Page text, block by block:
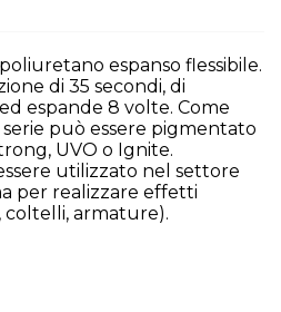
espanso flessibile.
di 35 secondi, di
espande 8 volte. Come
può essere pigmentato
UVO o Ignite.
utilizzato nel settore
per realizzare effetti
coltelli, armature).